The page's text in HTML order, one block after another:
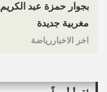
بجوار حمزة عبد
مغربية جديدة
اخر الاخباررياضة